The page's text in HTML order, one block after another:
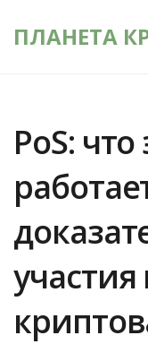
ПЛАНЕТА
PoS:
участия